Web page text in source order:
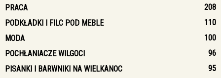
PRACA
208
PODKŁADKI I FILC POD MEBLE
110
MODA
100
POCHŁANIACZE WILGOCI
96
PISANKI I BARWNIKI NA WIELKANOC
95